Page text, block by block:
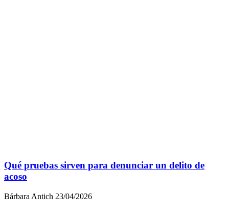
Qué pruebas sirven para denunciar un delito de
acoso
Bárbara Antich 23/04/2026